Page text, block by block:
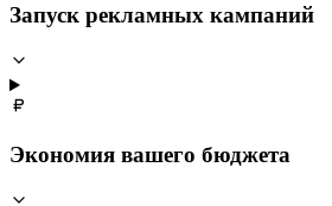
Запуск рекламных кампаний
Экономия вашего бюджета